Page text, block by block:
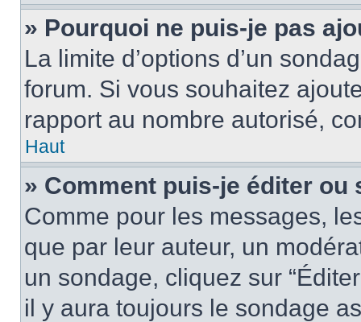
» Pourquoi ne puis-je pas
La limite d’options d’un
forum. Si vous souhaitez
rapport au nombre autorisé,
Haut
» Comment puis-je éditer ou
Comme pour les messages,
que par leur auteur, un
un sondage, cliquez sur
il y aura toujours le sondage